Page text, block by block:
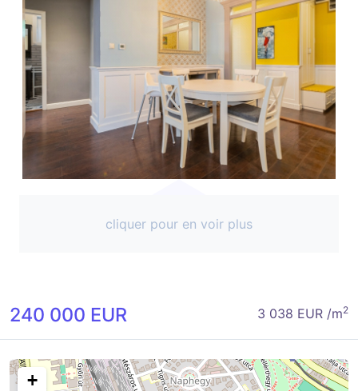
cliquer pour en voir plus
240 000 EUR 3 038 EUR /m2
+